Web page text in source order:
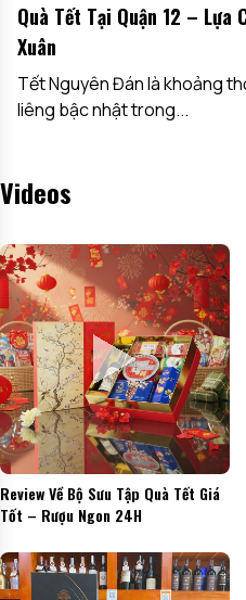
Quà Tết Tại Quận 12 – Lựa
Xuân
Tết Nguyên Đán là khoảng
liêng bậc nhật trong...
Videos
Review Về Bộ Sưu Tập Quà Tết Giá
Tốt – Rượu Ngon 24H